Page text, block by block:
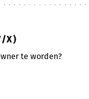
X)
te worden?